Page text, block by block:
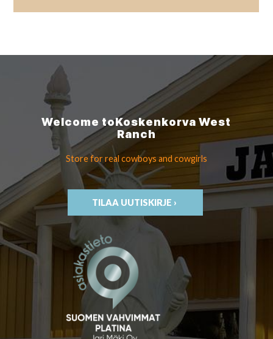
Welcome toKoskenkorvaWest
Ranch
Store for real cowboys and cowgirls
TILAA UUTISKIRJE ›